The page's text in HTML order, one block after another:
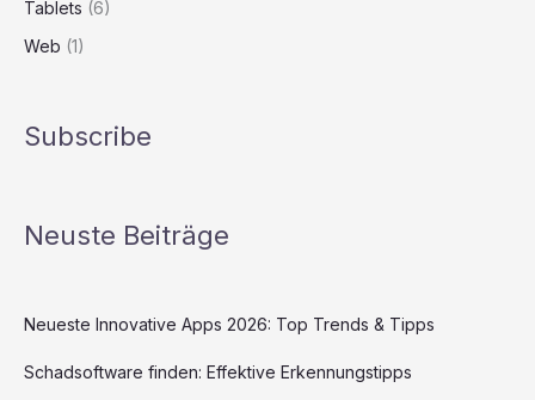
Tablets (6)
Web (1)
Subscribe
Neuste Beiträge
Neueste Innovative Apps 2026: Top Trends & Tipps
Schadsoftware finden: Effektive Erkennungstipps